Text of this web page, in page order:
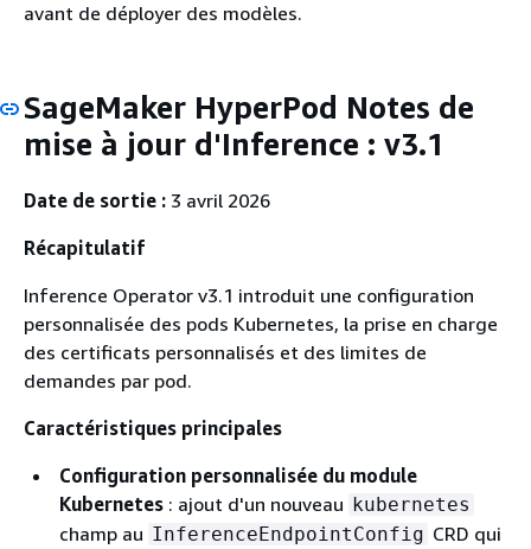
avant de déployer des modèles.
SageMaker HyperPod Notes de
mise à jour d'Inference : v3.1
Date de sortie : 3 avril 2026
Récapitulatif
Inference Operator v3.1 introduit une configuration
personnalisée des pods Kubernetes, la prise en charge
des certificats personnalisés et des limites de
demandes par pod.
Caractéristiques principales
Configuration personnalisée du module
Kubernetes : ajout d'un nouveau kubernetes
champ au InferenceEndpointConfig CRD qui